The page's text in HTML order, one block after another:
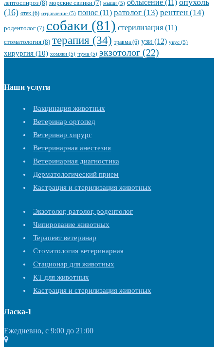
лептоспироз (8) морские свинки (7) мыши (5) облысение (11)
(16) отек (6) отравление (5) понос (11) ратолог (13) рентген (14)
родентолог (7) собаки (81) стерилизация (11)
стоматология (8) терапия (34) травма (6) узи (12) укус (5)
хирургия (10) хомяки (5) чума (5) экзотолог (22)
Наши услуги
Вакцинация животных
Ветеринар ортопед
Ветеринар хирург
Ветеринарная анестезия
Ветеринарная диагностика
Дерматологический прием
Кастрация и стерилизация животных
Экзотолог, ратолог, родентолог
Чипирование животных
Терапевт ветеринар
Стоматология ветеринарная
Стационар для животных
КТ для животных
Кастрация и стерилизация животных
Ласка-1
Ежедневно, с 9:00 до 21:00